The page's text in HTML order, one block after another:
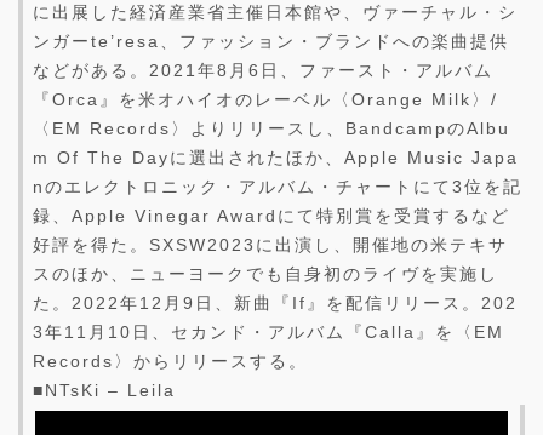
に出展した経済産業省主催日本館や、ヴァーチャル・シ
ンガーte’resa、ファッション・ブランドへの楽曲提供
などがある。2021年8月6日、ファースト・アルバム
『Orca』を米オハイオのレーベル〈Orange Milk〉/
〈EM Records〉よりリリースし、BandcampのAlbu
m Of The Dayに選出されたほか、Apple Music Japa
nのエレクトロニック・アルバム・チャートにて3位を記
録、Apple Vinegar Awardにて特別賞を受賞するなど
好評を得た。SXSW2023に出演し、開催地の米テキサ
スのほか、ニューヨークでも自身初のライヴを実施し
た。2022年12月9日、新曲『If』を配信リリース。202
3年11月10日、セカンド・アルバム『Calla』を〈EM
Records〉からリリースする。
■NTsKi – Leila